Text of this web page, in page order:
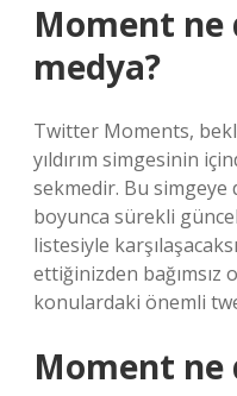
Moment ne
medya?
Twitter Moments,
yıldırım simgesinin
sekmedir. Bu
boyunca sürekli
listesiyle
ettiğinizden
konulardaki önemli
Moment ne